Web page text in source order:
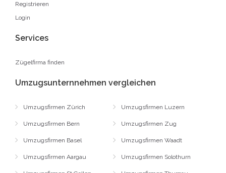
Registrieren
Login
Services
Zügelfirma finden
Umzugsunternnehmen vergleichen
Umzugsfirmen Zürich
Umzugsfirmen Bern
Umzugsfirmen Basel
Umzugsfirmen Aargau
Umzugsfirmen Luzern
Umzugsfirmen Zug
Umzugsfirmen Waadt
Umzugsfirmen Solothurn